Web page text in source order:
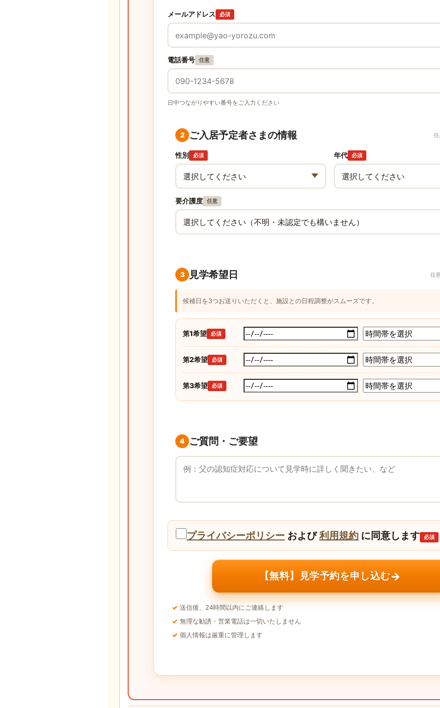
メールアドレス 必須
電話番号 任意
日中つながりやすい番号をご入力ください
2 ご入居予定者さまの情報
性別 必須 年代 必須
要介護度 任意
3 見学希望日 任
候補日を3つお送りいただくと、施設との日程調整がスムーズです。
第1希望 必須
第2希望 必須
第3希望 必須
4 ご質問・ご要望
ご質問・ご要望
プライバシーポリシー および利用規約 に同意します 必須
【無料】見学予約を申し込む→
送信後、24時間以内にご連絡します
無理な勧誘・営業電話は一切いたしません
個人情報は厳重に管理します